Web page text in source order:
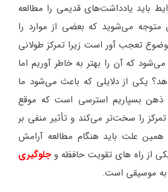
باید یادداشت‌های قدیمی را مطالعه
متوجه می‌شوید که بعضی از موارد را
تعجب آور است زیرا تمرکز طولانی
که آن را بهتر به خاطر آوریم اما
یکی از دلایلی که باعث می‌شود ما
ذهن بسپاریم استرسی است که موقع
را سخت‌تر می‌کند و تأثیر منفی بر
همین علت باید هنگام مطالعه آرامش
از راه های تقویت حافظه وجلوگیری
موسیقی است.